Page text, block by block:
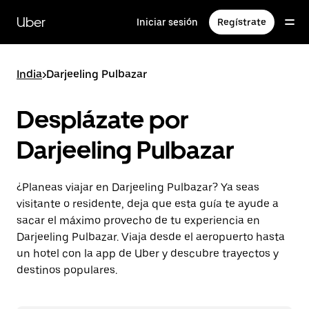
contenido
principal
Uber Iniciar sesión Regístrate
India>Darjeeling Pulbazar
Desplázate por
Darjeeling Pulbazar
¿Planeas viajar en Darjeeling Pulbazar? Ya seas
visitante o residente, deja que esta guía te ayude a
sacar el máximo provecho de tu experiencia en
Darjeeling Pulbazar. Viaja desde el aeropuerto hasta
un hotel con la app de Uber y descubre trayectos y
destinos populares.